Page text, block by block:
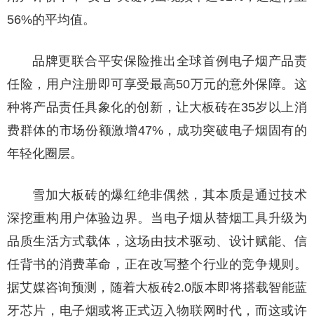
56%的平均值。
品牌更联合平安保险推出全球首例电子烟产品责
任险，用户注册即可享受最高50万元的意外保障。这
种将产品责任具象化的创新，让大板砖在35岁以上消
费群体的市场份额激增47%，成功突破电子烟固有的
年轻化圈层。
雪加大板砖的爆红绝非偶然，其本质是通过技术
深挖重构用户体验边界。当电子烟从替烟工具升级为
品质生活方式载体，这场由技术驱动、设计赋能、信
任背书的消费革命，正在改写整个行业的竞争规则。
据艾媒咨询预测，随着大板砖2.0版本即将搭载智能蓝
牙芯片，电子烟或将正式迈入物联网时代，而这或许